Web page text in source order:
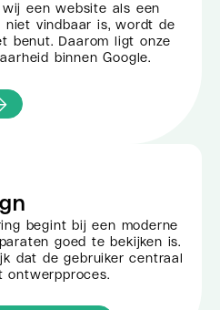
wij een website als een
niet vindbaar is, wordt de
benut. Daarom ligt onze
binnen Google.
begint bij een moderne
goed te bekijken is.
dat de gebruiker centraal
ontwerpproces.